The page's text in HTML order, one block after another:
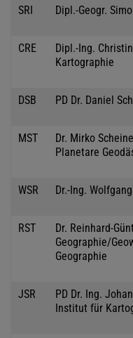
SRI Dipl.-Geogr.
CRE
Dipl.-Ing.
Kartographie
DSB PD Dr. Daniel
MST
Dr. Mirko
Planetare
WSR Dr.-Ing.
RST
Dr. Reinhard-
Geographie/
Geographie
JSR
PD Dr. Ing.
Institut für